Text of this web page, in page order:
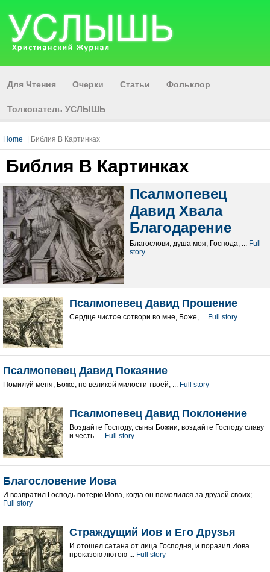
Для Чтения Очерки Статьи Фольклор
Толкователь УСЛЫШЬ
Home | Библия В Картинках
Библия В Картинках
Псалмопевец
Давид Хвала
Благодарение
Благослови, душа моя, Господа, ... Full
story
Псалмопевец Давид Прошение
Сердце чистое сотвори во мне, Боже, ... Full story
Псалмопевец Давид Покаяние
Помилуй меня, Боже, по великой милости твоей, ... Full story
Псалмопевец Давид Поклонение
Воздайте Господу, сыны Божии, воздайте Господу славу
и честь. ... Full story
Благословение Иова
И возвратил Господь потерю Иова, когда он помолился за друзей своих; ...
Full story
Страждущий Иов и Его Друзья
И отошел сатана от лица Господня, и поразил Иова
проказою лютою ... Full story